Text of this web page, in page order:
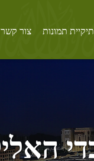
תיקיית תמונות צור קשר